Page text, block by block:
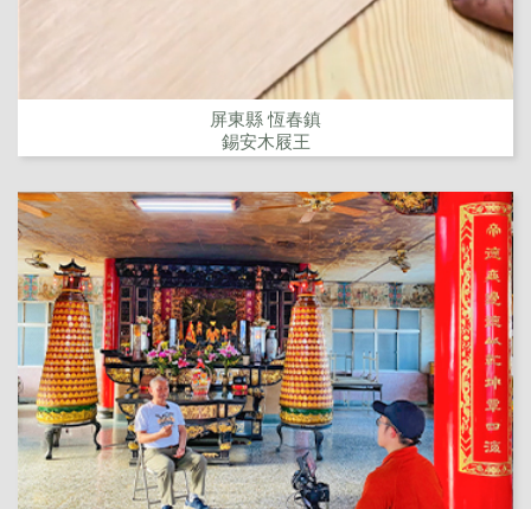
屏東縣 恆春鎮
錫安木屐王